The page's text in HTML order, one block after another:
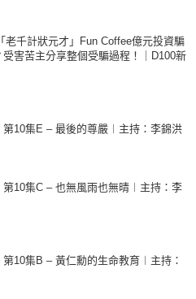
老千計狀元才」Fun Coffee億元投資騙
害苦主分享整個受騙過程！｜D100新
第10集E – 最後的尊嚴︱主持：李錦洪
第10集C – 也無風雨也無晴︱主持：李
10集B – 黃仁勳的生命教育︱主持：